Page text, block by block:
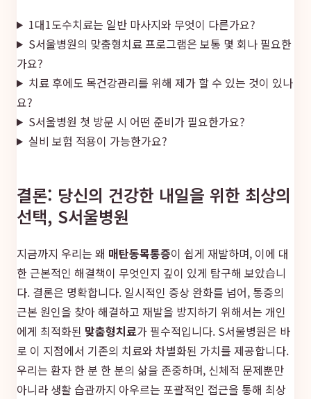
1대1도수치료는 일반 마사지와 무엇이 다른가요?
S서울병원의 맞춤형치료 프로그램은 보통 몇 회나 필요한
가요?
치료 후에도 목건강관리를 위해 제가 할 수 있는 것이 있나
요?
S서울병원 첫 방문 시 어떤 준비가 필요한가요?
실비 보험 적용이 가능한가요?
결론: 당신의 건강한 내일을 위한 최상의
선택, S서울병원
지금까지 우리는 왜 매탄동목통증이 쉽게 재발하며, 이에 대
한 근본적인 해결책이 무엇인지 깊이 있게 탐구해 보았습니
다. 결론은 명확합니다. 일시적인 증상 완화를 넘어, 통증의
근본 원인을 찾아 해결하고 재발을 방지하기 위해서는 개인
에게 최적화된 맞춤형치료가 필수적입니다. S서울병원은 바
로 이 지점에서 기존의 치료와 차별화된 가치를 제공합니다.
우리는 환자 한 분 한 분의 삶을 존중하며, 신체적 문제뿐만
아니라 생활 습관까지 아우르는 포괄적인 접근을 통해 최상